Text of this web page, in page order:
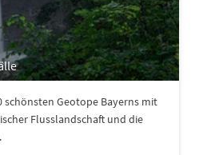
schönsten Geotope Bayerns mit
Flusslandschaft und die